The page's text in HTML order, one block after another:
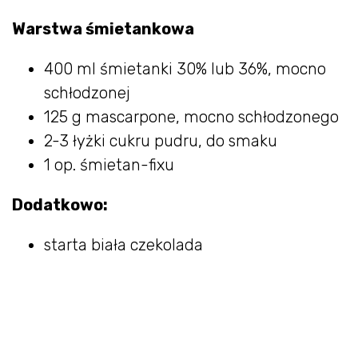
Warstwa śmietankowa
400 ml śmietanki 30% lub 36%, mocno
schłodzonej
125 g mascarpone, mocno schłodzonego
2-3 łyżki cukru pudru, do smaku
1 op. śmietan-fixu
Dodatkowo:
starta biała czekolada